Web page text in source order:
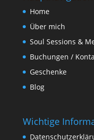
Home
Über mich
Soul Sessions &
Buchungen /
Geschenke
Blog
Wichtige